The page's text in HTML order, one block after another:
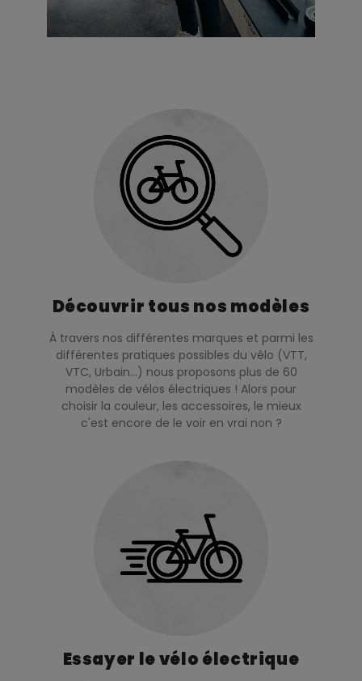
Découvrir tous nos modèles
À travers nos différentes marques et parmi les
différentes pratiques possibles du vélo (VTT,
VTC, Urbain…) nous proposons plus de 60
modèles de vélos électriques ! Alors pour
choisir la couleur, les accessoires, le mieux
c'est encore de le voir en vrai non ?
Essayer le vélo électrique